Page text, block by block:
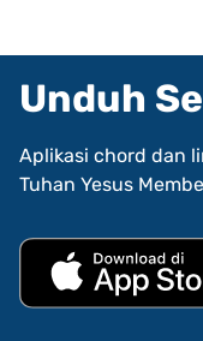
Unduh
Aplikasi chord dan
Tuhan Yesus